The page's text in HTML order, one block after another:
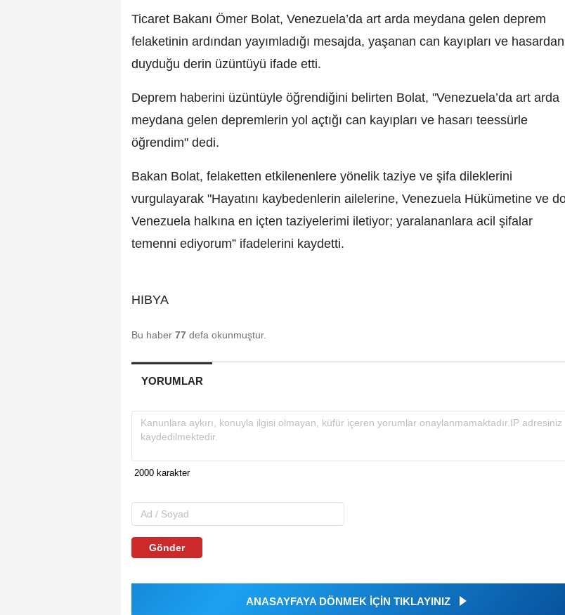
Ticaret Bakanı Ömer Bolat, Venezuela’da art arda meydana gelen deprem
felaketinin ardından yayımladığı mesajda, yaşanan can kayıpları ve hasardan
duyduğu derin üzüntüyü ifade etti.
Deprem haberini üzüntüyle öğrendiğini belirten Bolat, "Venezuela’da art arda
meydana gelen depremlerin yol açtığı can kayıpları ve hasarı teessürle
öğrendim" dedi.
Bakan Bolat, felaketten etkilenenlere yönelik taziye ve şifa dileklerini
vurgulayarak "Hayatını kaybedenlerin ailelerine, Venezuela Hükümetine ve
Venezuela halkına en içten taziyelerimi iletiyor; yaralananlara acil şifalar
temenni ediyorum” ifadelerini kaydetti.
HIBYA
Bu haber 77 defa okunmuştur.
YORUMLAR
Gönder
ANASAYFAYA DÖNMEK İÇİN TIKLAYINIZ